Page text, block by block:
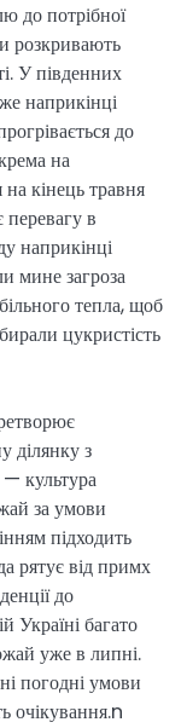
до потрібної
розкривають
У південних
наприкінці
до
на
кінець травня
в
наприкінці
мине загроза
тепла, щоб
цукристість
ділянку з
культура
за умови
підходить
рятує від примх
до
Україні багато
уже в липні.
погодні умови
очікування.n